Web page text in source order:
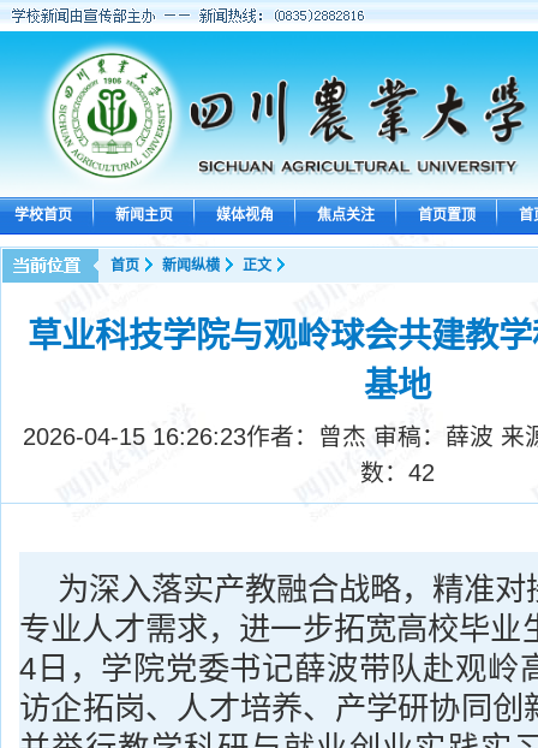
学校首页 新闻主页 媒体视角 焦点关注 首页置顶 首
首页 新闻纵横 正文
草业科技学院与观岭球会共建教
基地
2026-04-15 16:26:23作者：曾杰 审稿：薛波 来
数： 42
为深入落实产教融合战略，精准
专业人才需求，进一步拓宽高校毕业
4日，学院党委书记薛波带队赴观岭
访企拓岗、人才培养、产学研协同创